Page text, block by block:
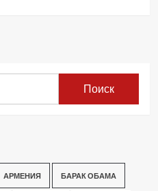
АРМЕНИЯ БАРАК ОБАМА